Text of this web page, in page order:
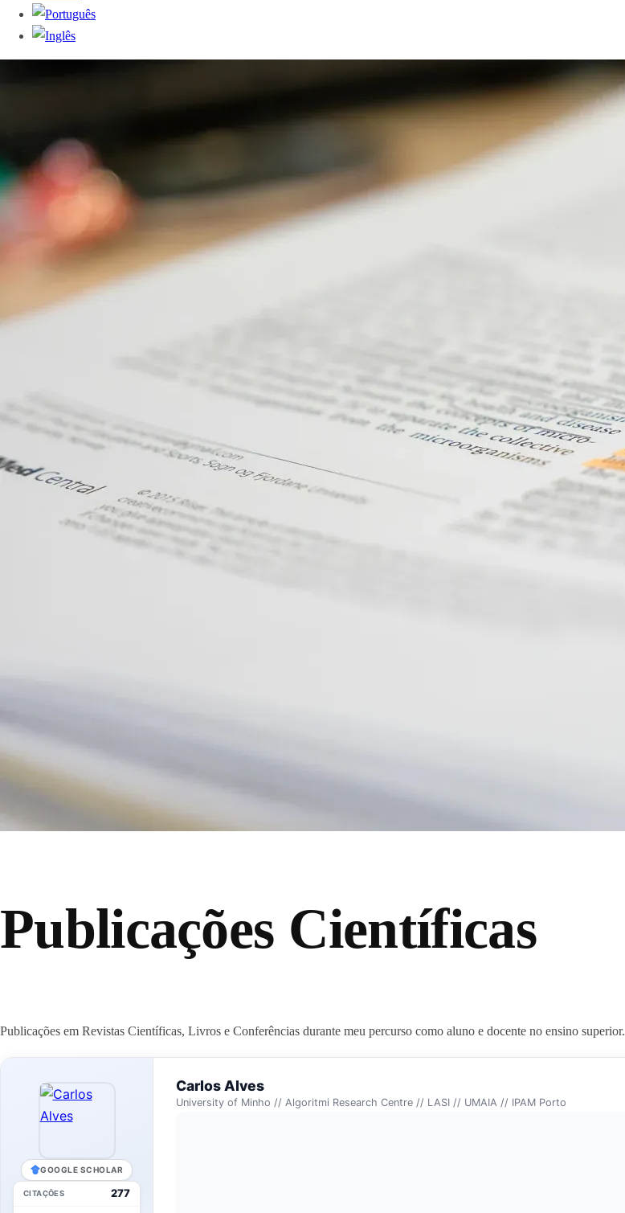
Publicações Científicas
Publicações em Revistas Científicas, Livros e Conferências durante meu percurso como aluno e docente no ensino superior.
GOOGLE SCHOLAR
CITAÇÕES 277
Carlos Alves
University of Minho // Algoritmi Research Centre // LASI // UMAIA // IPAM Porto